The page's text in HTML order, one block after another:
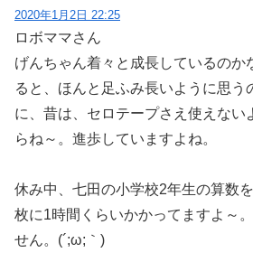
2020年1月2日 22:25
ロボママさん
げんちゃん着々と成長しているのか
ると、ほんと足ふみ長いように思う
に、昔は、セロテープさえ使えない
らね～。進歩していますよね。
休み中、七田の小学校2年生の算数
枚に1時間くらいかかってますよ～
せん。(´;ω;｀)